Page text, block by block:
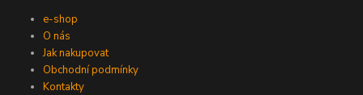
e-shop
O nás
Jak nakupovat
Obchodní podmínky
Kontakty